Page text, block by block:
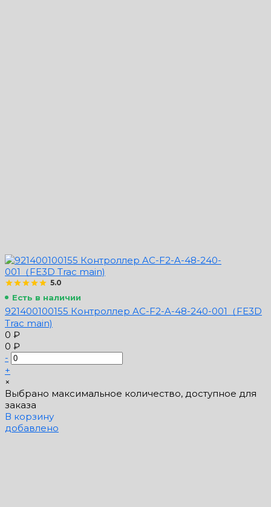
5.0
Есть в наличии
921400100155 Контроллер AC-F2-A-48-240-001（FE3D
Trac main)
0 ₽
0 ₽
-
+
×
Выбрано максимальное количество, доступное для
заказа
В корзину
добавлено